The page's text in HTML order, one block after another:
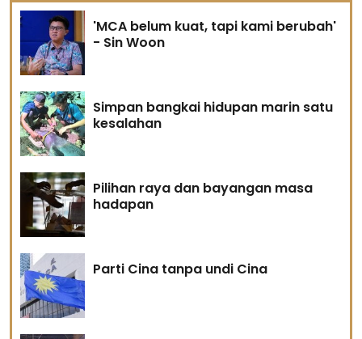
'MCA belum kuat, tapi kami berubah'
- Sin Woon
Simpan bangkai hidupan marin satu
kesalahan
Pilihan raya dan bayangan masa
hadapan
Parti Cina tanpa undi Cina